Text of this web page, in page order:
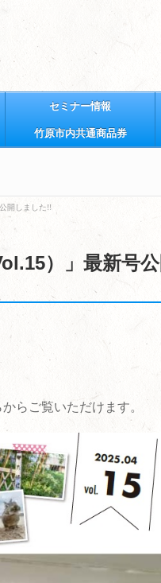
セミナー情報
竹原市内共通商品券
開しました!!
）」最新号
らご覧いただけます。